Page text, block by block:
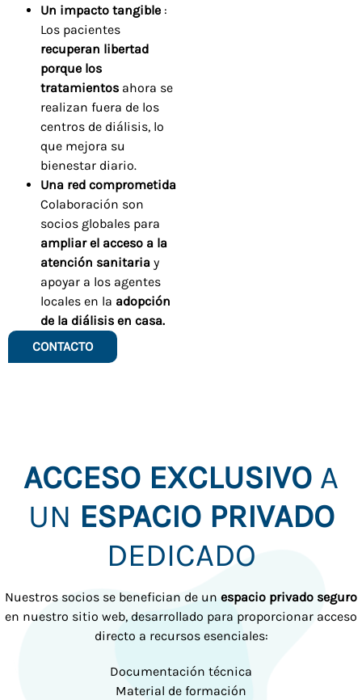
Un impacto tangible :
Los pacientes
recuperan libertad
porque los
tratamientos ahora se
realizan fuera de los
centros de diálisis, lo
que mejora su
bienestar diario.
Una red comprometida
Colaboración son
socios globales para
ampliar el acceso a la
atención sanitaria y
apoyar a los agentes
locales en la adopción
de la diálisis en casa.
CONTACTO
ACCESO EXCLUSIVO A
UN ESPACIO PRIVADO
DEDICADO
Nuestros socios se benefician de un espacio privado seguro
en nuestro sitio web, desarrollado para proporcionar acceso
directo a recursos esenciales:
Documentación técnica
Material de formación